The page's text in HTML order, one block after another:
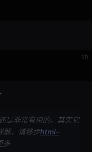
sh
是非常有用的，其实它
解，请移步html-
多